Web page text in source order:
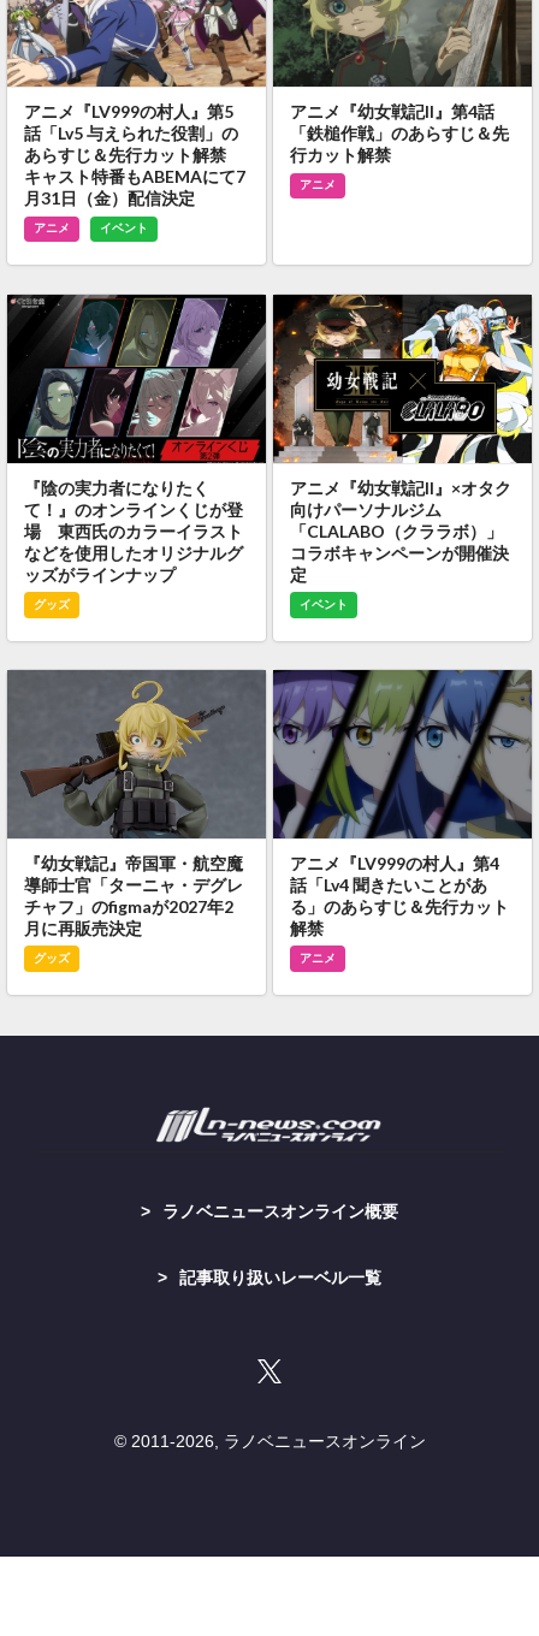
アニメ『LV999の村人』第5
話「Lv5 与えられた役割」の
あらすじ＆先行カット解禁
キャスト特番もABEMAにて7
月31日（金）配信決定
アニメ イベント
アニメ『幼女戦記II』第4話
「鉄槌作戦」のあらすじ＆先
行カット解禁
アニメ
『陰の実力者になりたく
て！』のオンラインくじが登
場 東西氏のカラーイラスト
などを使用したオリジナルグ
ッズがラインナップ
グッズ
アニメ『幼女戦記II』×オタク
向けパーソナルジム
「CLALABO（クララボ）」
コラボキャンペーンが開催決
定
イベント
『幼女戦記』帝国軍・航空魔
導師士官「ターニャ・デグレ
チャフ」のfigmaが2027年2
月に再販売決定
グッズ
アニメ『LV999の村人』第4
話「Lv4 聞きたいことがあ
る」のあらすじ＆先行カット
解禁
アニメ
ラノベニュースオンライン概要
記事取り扱いレーベル一覧
© 2011-2026, ラノベニュースオンライン